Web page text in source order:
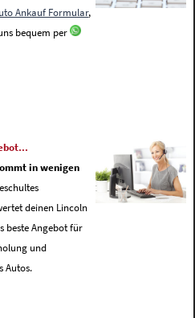
Ankauf Formular,
bequem per
in wenigen
deinen Lincoln
beste Angebot für
und
Autos.